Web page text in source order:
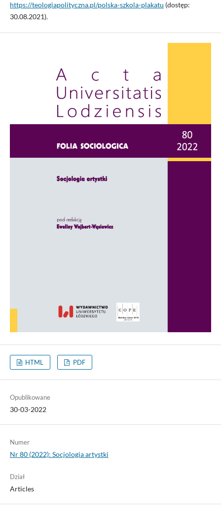
https://teologiapolityczna.pl/polska-szkola-plakatu (dostęp:
30.08.2021).
HTML PDF
Opublikowane
30-03-2022
Numer
Nr 80 (2022): Socjologia artystki
Dział
Articles